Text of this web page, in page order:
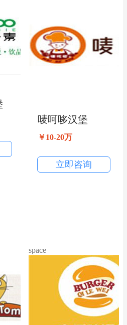
唛呵哆汉堡
￥10-20万
立即咨询
space